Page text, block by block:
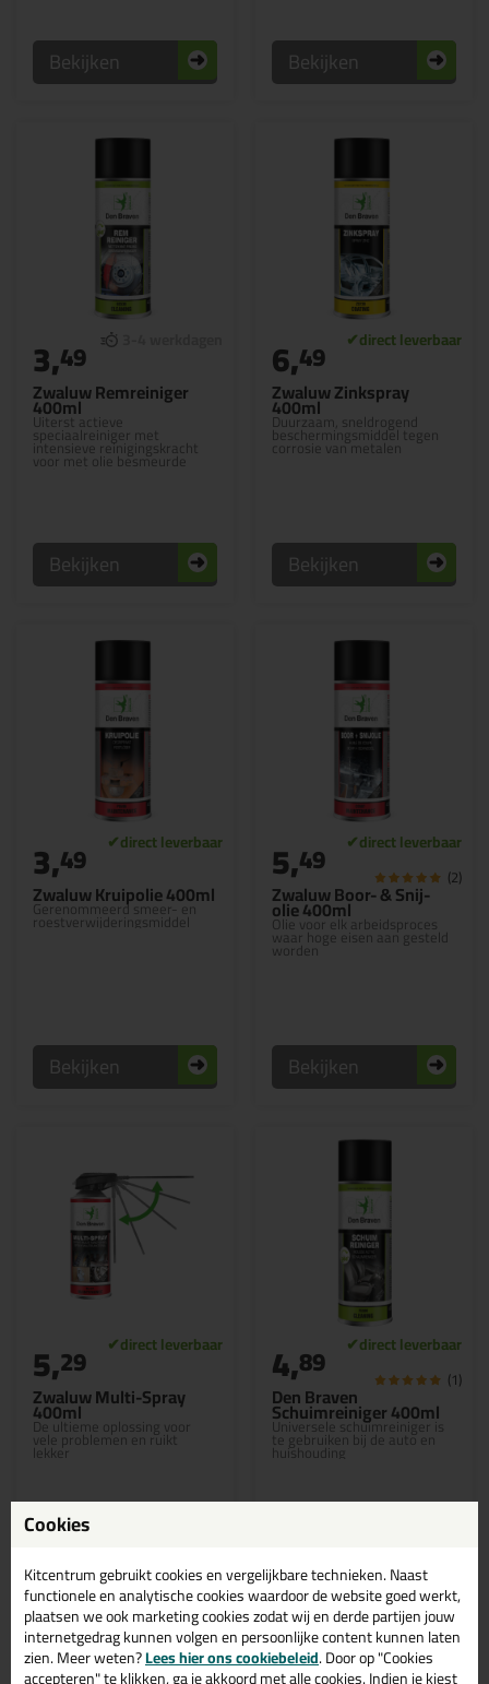
Bekijken Bekijken
Zwaluw Remreiniger
400ml
Uiterst actieve
speciaalreiniger met
intensieve reinigingskracht
voor met olie besmeurde
onderdelen
3,49
Bekijken
Zwaluw Zinkspray
400ml
Duurzaam, sneldrogend
beschermingsmiddel tegen
corrosie van metalen
6,49
Bekijken
Zwaluw Kruipolie 400ml
Gerenommeerd smeer- en
roestverwijderingsmiddel
3,49
Bekijken
Zwaluw Boor- & Snij-
olie 400ml
Olie voor elk arbeidsproces
waar hoge eisen aan gesteld
worden
5,49 (2)
Bekijken
Zwaluw Multi-Spray
400ml
De ultieme oplossing voor
vele problemen en ruikt
lekker
5,29
Bekijken
Den Braven
Schuimreiniger 400ml
Universele schuimreiniger is
te gebruiken bij de auto en
huishouding
4,89 (1)
Bekijken
Cookies
Kitcentrum gebruikt cookies en vergelijkbare technieken. Naast
functionele en analytische cookies waardoor de website goed werkt,
plaatsen we ook marketing cookies zodat wij en derde partijen jouw
internetgedrag kunnen volgen en persoonlijke content kunnen laten
zien. Meer weten?Lees hier ons cookiebeleid. Door op "Cookies